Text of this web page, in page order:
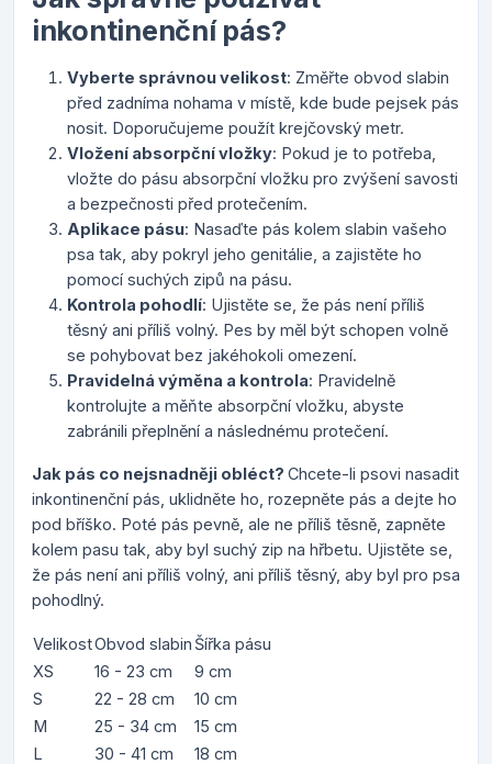
inkontinenční pás?
Vyberte správnou velikost: Změřte obvod slabin
před zadníma nohama v místě, kde bude pejsek pás
nosit. Doporučujeme použít krejčovský metr.
Vložení absorpční vložky: Pokud je to potřeba,
vložte do pásu absorpční vložku pro zvýšení savosti
a bezpečnosti před protečením.
Aplikace pásu: Nasaďte pás kolem slabin vašeho
psa tak, aby pokryl jeho genitálie, a zajistěte ho
pomocí suchých zipů na pásu.
Kontrola pohodlí: Ujistěte se, že pás není příliš
těsný ani příliš volný. Pes by měl být schopen volně
se pohybovat bez jakéhokoli omezení.
Pravidelná výměna a kontrola: Pravidelně
kontrolujte a měňte absorpční vložku, abyste
zabránili přeplnění a následnému protečení.
Jak pás co nejsnadněji obléct? Chcete-li psovi nasadit
inkontinenční pás, uklidněte ho, rozepněte pás a dejte ho
pod bříško. Poté pás pevně, ale ne příliš těsně, zapněte
kolem pasu tak, aby byl suchý zip na hřbetu. Ujistěte se,
že pás není ani příliš volný, ani příliš těsný, aby byl pro psa
pohodlný.
VelikostObvod slabin Šířka pásu
XS
16 - 23 cm
9 cm
S
22 - 28 cm
10 cm
M
25 - 34 cm
15 cm
L
30 - 41 cm
18 cm